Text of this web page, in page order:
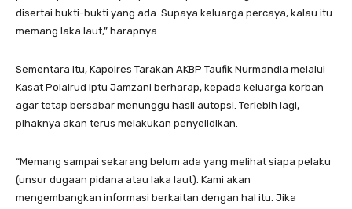
disertai bukti-bukti yang ada. Supaya keluarga percaya, kalau itu
memang laka laut,” harapnya.
Sementara itu, Kapolres Tarakan AKBP Taufik Nurmandia melalui
Kasat Polairud Iptu Jamzani berharap, kepada keluarga korban
agar tetap bersabar menunggu hasil autopsi. Terlebih lagi,
pihaknya akan terus melakukan penyelidikan.
“Memang sampai sekarang belum ada yang melihat siapa pelaku
(unsur dugaan pidana atau laka laut). Kami akan
mengembangkan informasi berkaitan dengan hal itu. Jika